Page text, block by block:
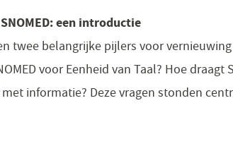
een introductie
twee belangrijke pijlers voor
voor Eenheid van Taal? Hoe draagt
informatie? Deze vragen stonden